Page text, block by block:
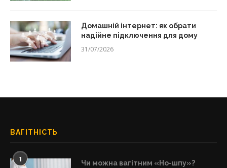
Домашній інтернет: як обрати
надійне підключення для дому
31/07/2026
ВАГІТНІСТЬ
1 Чи можна вагітним «Но-шпу»?